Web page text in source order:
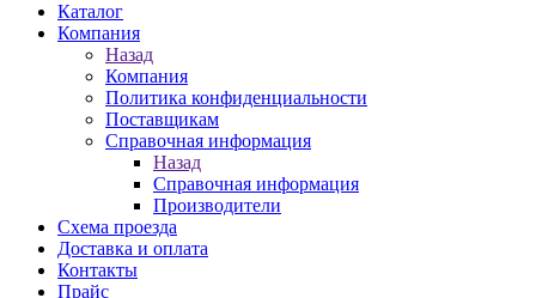
Каталог
Компания
Назад
Компания
Политика конфиденциальности
Поставщикам
Справочная информация
Назад
Справочная информация
Производители
Схема проезда
Доставка и оплата
Контакты
Прайс